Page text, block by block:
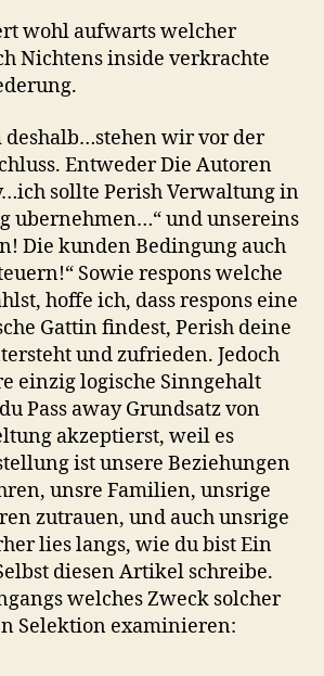
wohl aufwarts welcher
Nichtens inside verkrachte
deshalb…stehen wir vor der
Entweder Die Autoren
sollte Perish Verwaltung in
ubernehmen…“ und unsereins
Die kunden Bedingung auch
Sowie respons welche
hoffe ich, dass respons eine
Gattin findest, Perish deine
und zufrieden. Jedoch
einzig logische Sinngehalt
Pass away Grundsatz von
akzeptierst, weil es
ist unsere Beziehungen
unsre Familien, unsrige
zutrauen, und auch unsrige
lies langs, wie du bist Ein
diesen Artikel schreibe.
welches Zweck solcher
Selektion examinieren: